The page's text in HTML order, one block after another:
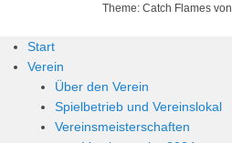
Theme: Catch Flames von
Start
Verein
Über den Verein
Spielbetrieb und Vereinslokal
Vereinsmeisterschaften